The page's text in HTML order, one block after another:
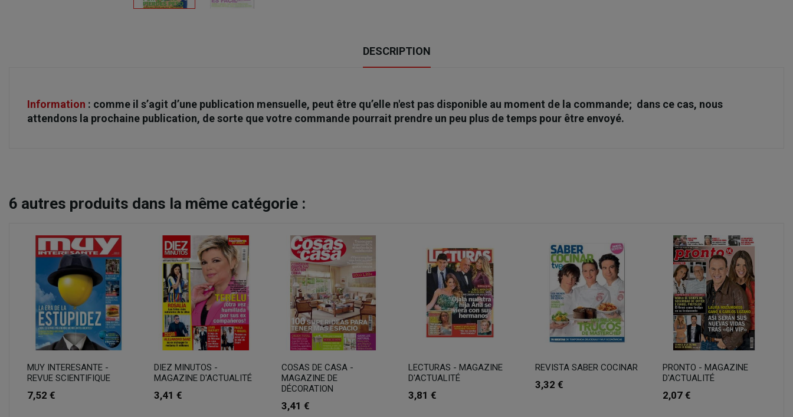
DESCRIPTION
Information : comme il s’agit d’une publication mensuelle, peut être qu’elle n'est pas disponible au moment de la commande; dans ce cas, nous
attendons la prochaine publication, de sorte que votre commande pourrait prendre un peu plus de temps pour être envoyé.
6 autres produits dans la même catégorie :
MUY INTERESANTE -
REVUE SCIENTIFIQUE
7,52 €
DIEZ MINUTOS -
MAGAZINE D'ACTUALITÉ
3,41 €
COSAS DE CASA -
MAGAZINE DE
DÉCORATION
3,41 €
LECTURAS - MAGAZINE
D'ACTUALITÉ
3,81 €
REVISTA SABER COCINAR
3,32 €
PRONTO - MAGAZINE
D'ACTUALITÉ
2,07 €